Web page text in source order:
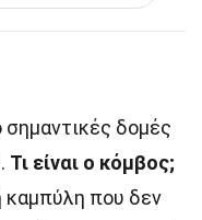
σημαντικές δομές
Τι είναι ο κόμβος;
καμπύλη που δεν